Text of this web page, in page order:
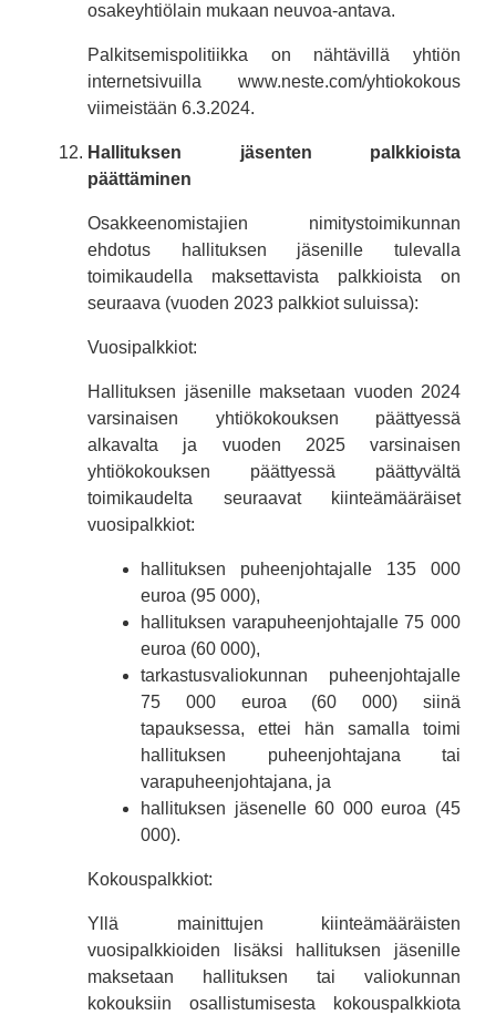
osakeyhtiölain mukaan neuvoa-antava.
Palkitsemispolitiikka on nähtävillä yhtiön
internetsivuilla www.neste.com/yhtiokokous
viimeistään 6.3.2024.
Hallituksen jäsenten palkkioista
päättäminen
Osakkeenomistajien nimitystoimikunnan
ehdotus hallituksen jäsenille tulevalla
toimikaudella maksettavista palkkioista on
seuraava (vuoden 2023 palkkiot suluissa):
Vuosipalkkiot:
Hallituksen jäsenille maksetaan vuoden 2024
varsinaisen yhtiökokouksen päättyessä
alkavalta ja vuoden 2025 varsinaisen
yhtiökokouksen päättyessä päättyvältä
toimikaudelta seuraavat kiinteämääräiset
vuosipalkkiot:
hallituksen puheenjohtajalle 135 000
euroa (95 000),
hallituksen varapuheenjohtajalle 75 000
euroa (60 000),
tarkastusvaliokunnan puheenjohtajalle
75 000 euroa (60 000) siinä
tapauksessa, ettei hän samalla toimi
hallituksen puheenjohtajana tai
varapuheenjohtajana, ja
hallituksen jäsenelle 60 000 euroa (45
000).
Kokouspalkkiot:
Yllä mainittujen kiinteämääräisten
vuosipalkkioiden lisäksi hallituksen jäsenille
maksetaan hallituksen tai valiokunnan
kokouksiin osallistumisesta kokouspalkkiota